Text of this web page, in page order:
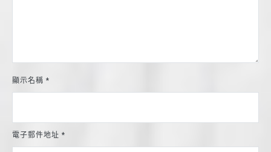
顯示名稱 *
電子郵件地址 *